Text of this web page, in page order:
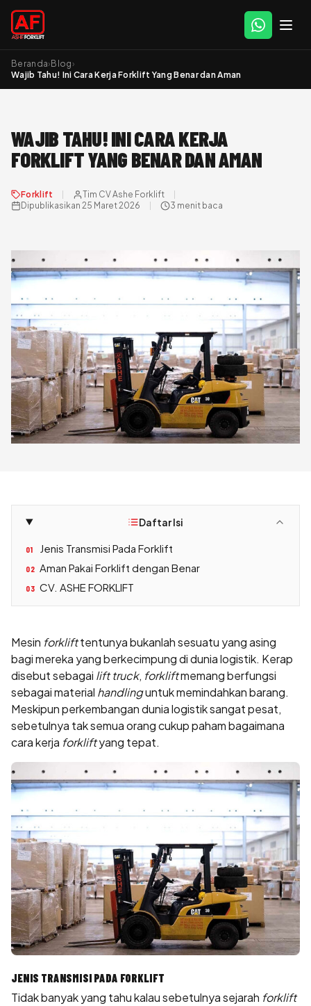
Beranda› Blog ›
Wajib Tahu! Ini Cara Kerja Forklift Yang Benar dan Aman
WAJIB TAHU! INI CARA KERJA
FORKLIFT YANG BENAR DAN AMAN
Forklift
Tim CV Ashe Forklift
Dipublikasikan 25 Maret 2026
3 menit baca
Daftar Isi
01 Jenis Transmisi Pada Forklift
02 Aman Pakai Forklift dengan Benar
03 CV. ASHE FORKLIFT
Mesin forklifttentunya bukanlah sesuatu yang asing
bagi mereka yang berkecimpung di dunia logistik. Kerap
disebut sebagai lift truck, forkliftmemang berfungsi
sebagai material handlinguntuk memindahkan barang.
Meskipun perkembangan dunia logistik sangat pesat,
sebetulnya tak semua orang cukup paham bagaimana
cara kerja forkliftyang tepat.
JENIS TRANSMISI PADA FORKLIFT
Tidak banyak yang tahu kalau sebetulnya sejarah forklift